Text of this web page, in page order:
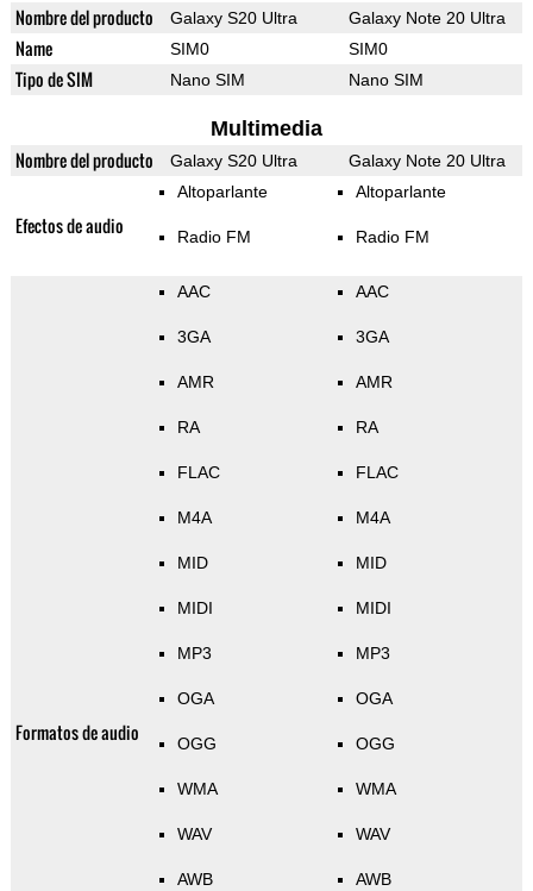
Nombre del producto Galaxy S20 Ultra Galaxy Note 20 Ultra
Name SIM0 SIM0
Tipo de SIM Nano SIM Nano SIM
Multimedia
Nombre del producto Galaxy S20 Ultra Galaxy Note 20 Ultra
Efectos de audio
Altoparlante
Radio FM
Altoparlante
Radio FM
Formatos de audio
AAC
3GA
AMR
RA
FLAC
M4A
MID
MIDI
MP3
OGA
OGG
WMA
WAV
AWB
AAC
3GA
AMR
RA
FLAC
M4A
MID
MIDI
MP3
OGA
OGG
WMA
WAV
AWB